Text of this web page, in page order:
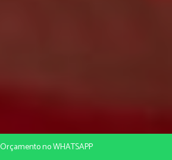
Orçamento no WHATSAPP